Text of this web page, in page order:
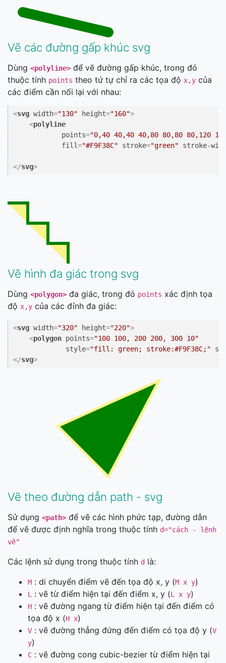
Vẽ các đường gấp khúc svg
Dùng <polyline> để vẽ đường gấp khúc, trong đó
thuộc tính points theo tứ tự chỉ ra các tọa độ x,y của
các điểm cần nối lại với nhau:
<svg width="130" height="160">
<polyline
points="0,40 40,40 40,80 80,80 80,120
fill="#F9F38C" stroke="green" stroke-
</svg>
Vẽ hình đa giác trong svg
Dùng <polygon> đa giác, trong đó points xác định tọa
độ x,y của các đỉnh đa giác:
<svg width="320" height="220">
<polygon points="100 100, 200 200, 300 10"
style="fill: green; stroke:#F9F38C;"
</svg>
Vẽ theo đường dẫn path - svg
Sử dụng <path> để vẽ các hình phức tạp, đường dẫn
để vẽ được định nghĩa trong thuộc tính d="cách - lệnh
vẽ"
Các lệnh sử dụng trong thuộc tính d là:
M : di chuyển điểm vẽ đến tọa độ x, y (M x y)
L : vẽ từ điểm hiện tại đến điểm x, y (L x y)
H : vẽ đường ngang từ điểm hiện tại đến điểm có
tọa độ x (H x)
V : vẽ đường thẳng đứng đến điểm có tọa độ y (V
y)
C : vẽ đường cong cubic-bezier từ điểm hiện tại